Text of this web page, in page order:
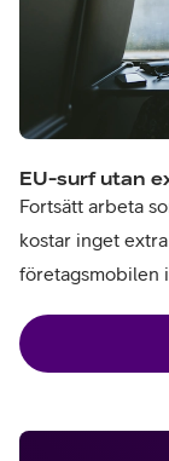
EU-surf utan
Fortsätt arbeta
kostar inget
företagsmobilen